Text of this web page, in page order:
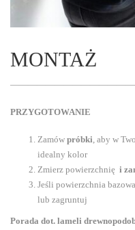
MONTAŻ
PRZYGOTOWANIE
Zamów próbki, aby w
idealny kolor
Zmierz powierzchnię i
Jeśli powierzchnia
lub zagruntuj
Porada dot. lameli